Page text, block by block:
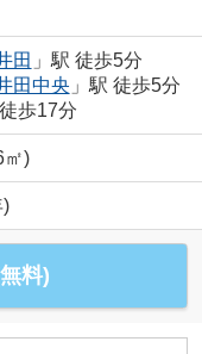
田 」駅 徒歩5分
田中央 」駅 徒歩5分
歩17分
㎡)
料)